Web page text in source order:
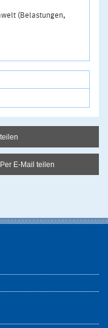
(Belastungen,
teilen
Per E-Mail teilen